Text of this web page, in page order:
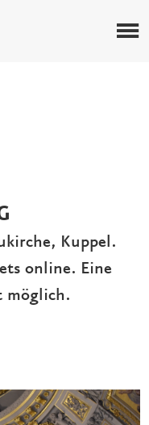
Kuppel.
online. Eine
möglich.